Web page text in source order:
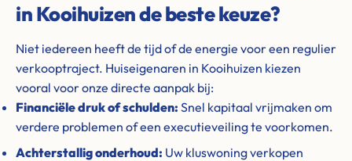
in Kooihuizen de beste keuze?
Niet iedereen heeft de tijd of de energie voor een regulier
verkooptraject. Huiseigenaren in Kooihuizen kiezen
vooral voor onze directe aanpak bij:
Financiële druk of schulden: Snel kapitaal vrijmaken om
verdere problemen of een executieveiling te voorkomen.
Achterstallig onderhoud: Uw kluswoning verkopen